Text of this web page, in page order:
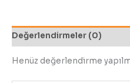
Değerlendirmeler (0)
Henüz değerlendirme